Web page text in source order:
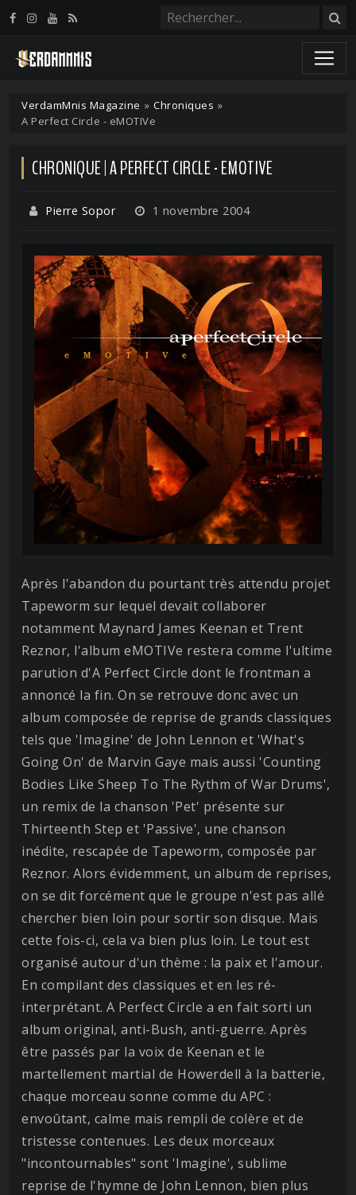
VerdamMnis Magazine » Chroniques »
A Perfect Circle - eMOTIVe
CHRONIQUE | A PERFECT CIRCLE - EMOTIVE
Pierre Sopor 1 novembre 2004
Après l'abandon du pourtant très attendu projet
Tapeworm sur lequel devait collaborer
notamment Maynard James Keenan et Trent
Reznor, l'album eMOTIVe restera comme l'ultime
parution d'A Perfect Circle dont le frontman a
annoncé la fin. On se retrouve donc avec un
album composée de reprise de grands classiques
tels que 'Imagine' de John Lennon et 'What's
Going On' de Marvin Gaye mais aussi 'Counting
Bodies Like Sheep To The Rythm of War Drums',
un remix de la chanson 'Pet' présente sur
Thirteenth Step et 'Passive', une chanson
inédite, rescapée de Tapeworm, composée par
Reznor. Alors évidemment, un album de reprises,
on se dit forcément que le groupe n'est pas allé
chercher bien loin pour sortir son disque. Mais
cette fois-ci, cela va bien plus loin. Le tout est
organisé autour d'un thème : la paix et l'amour.
En compilant des classiques et en les ré-
interprétant. A Perfect Circle a en fait sorti un
album original, anti-Bush, anti-guerre. Après
être passés par la voix de Keenan et le
martellement martial de Howerdell à la batterie,
chaque morceau sonne comme du APC :
envoûtant, calme mais rempli de colère et de
tristesse contenues. Les deux morceaux
"incontournables" sont 'Imagine', sublime
reprise de l'hymne de John Lennon, bien plus
Panneau de gestion des cookies